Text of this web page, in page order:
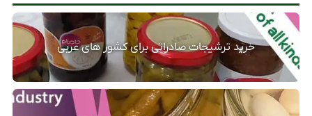
خرید ترشیجات صادراتی برای کشور های عربی